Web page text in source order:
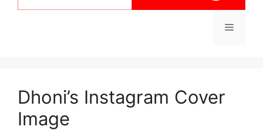
Menu
Dhoni’s Instagram Cover
Image